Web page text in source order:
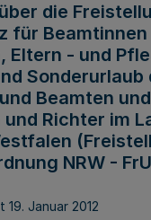
die
für Beamtinnen
Eltern - und
Sonderurlaub
Beamten und
Richter im
NRW -
19. Januar 2012